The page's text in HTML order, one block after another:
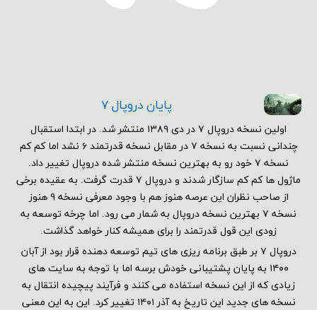
پایان دروپال ۷
اولین نسخه دروپال ۷ در دی ۱۳۸۹ منتشر شد. در ابتدا استقبال
چندانی نسبت به نسخه ۷ در مقابل نسخه قدرتمند ۶ نشد اما کم کم
نسخه ۷ خود رو به بهترین نسخه منتشر شده دروپال تغییر داد.
ماژول ها کم کم سازگار شدند و دروپال ۷ قدرت گرفت. به عقیده برخی
از صاحب نظران این عرصه هنوز هم با وجود معرفی نسخه ۹ هنوز
نسخه ۷ بهترین نسخه دروپال به شمار می رود. اما چرخه توسعه به
زودی این قول قدرتمند را برای همیشه کنار خواهد گذاشت.
دروپال ۷ بر طبق برنامه ریزی های تیم توسعه دهنده قرار بود از آبان
۱۴۰۰ به پایان پشتیبانی خودش برسه اما با توجه به سایت های
زیادی که از این نسخه استفاده می کنند و فرآیند پیچیده انتقال به
نسخه های جدید این تاریخ به آذر ۱۴۰۱ تغییر کرد. این به این معنی